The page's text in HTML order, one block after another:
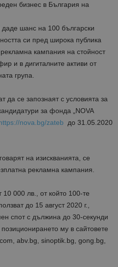
бизнес в България на
даде шанс на 100 български
си пред широка публика
кампания на стойност
и в дигиталните активи от
група.
да се запознаят с условията за
за фонда „NOVA
nova.bg/zateb до 31.05.2020
на изискванията, се
рекламна кампания.
10 000 лв., от който 100-те
до 15 август 2020 г.,
спот с дължина до 30-секунди
му в сайтовете
abv.bg, sinoptik.bg, gong.bg,